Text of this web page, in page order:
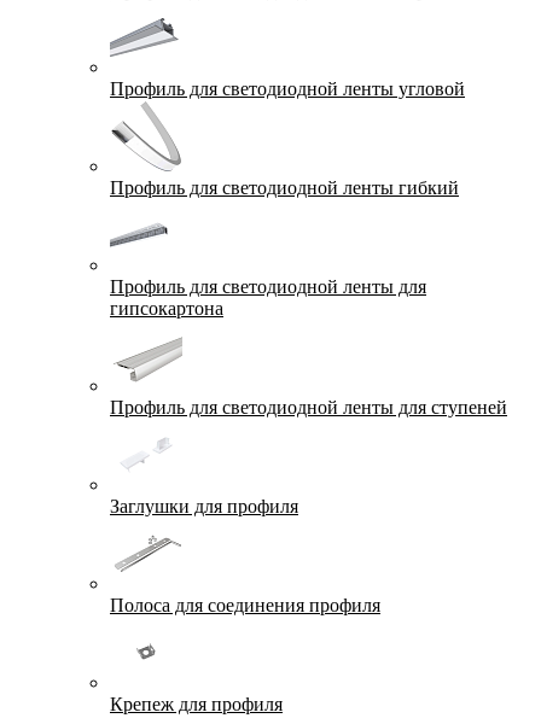
Профиль для светодиодной ленты угловой
Профиль для светодиодной ленты гибкий
Профиль для светодиодной ленты для
гипсокартона
Профиль для светодиодной ленты для ступеней
Заглушки для профиля
Полоса для соединения профиля
Крепеж для профиля